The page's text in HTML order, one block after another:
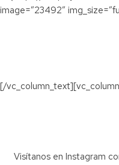
image=”23492″
[/
Visítanos en Instagram